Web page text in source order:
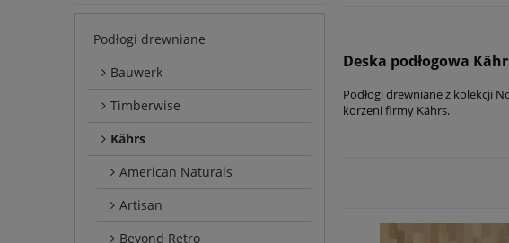
Podłogi drewniane
Bauwerk
Timberwise
Kährs
American Naturals
Artisan
Beyond Retro
Deska podłogowa
Podłogi drewniane z kolekcji
korzeni firmy Kährs.